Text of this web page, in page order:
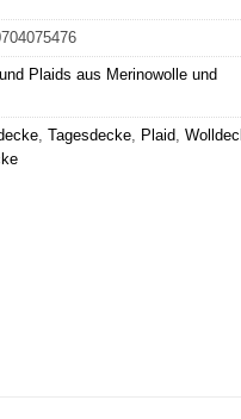
Plaids aus Merinowolle und
, Tagesdecke, Plaid,